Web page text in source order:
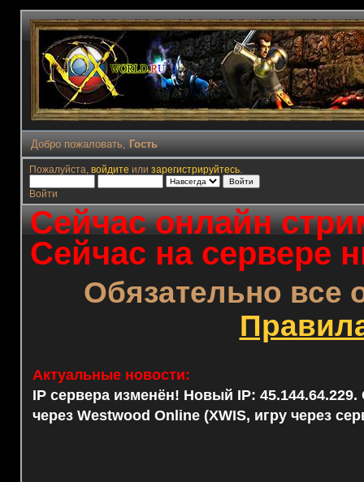
Добро пожаловать, Гость
Пожалуйста, войдите или зарегистрируйтесь.
Войти
Сейчас онлайн
Сейчас на сервере
Обязательно все
Актуальные новости:
IP сервера изменён! Новый IP: 45.144.64.229.
через Westwood Online (XWIS, игру через